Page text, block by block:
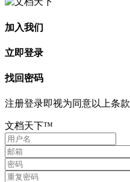
加入我们
立即登录
找回密码
注册登录即视为同意以上条款
文档天下™